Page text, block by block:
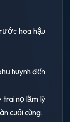
hoa hậu
huynh đến
trai nọ lầm lỳ
cuối cùng.